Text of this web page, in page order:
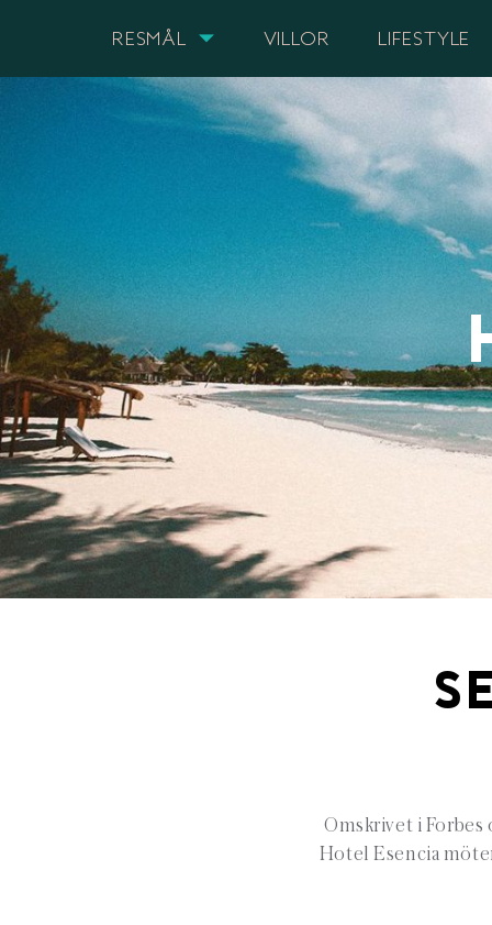
RESMÅL VILLOR LIFESTYLE
Omskrivet i
Hotel Esencia